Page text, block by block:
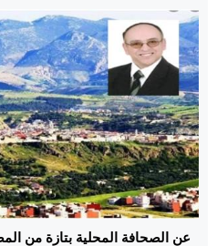
عن الصحافة المحلية بتازة من